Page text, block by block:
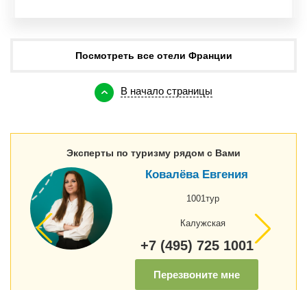
Посмотреть все отели Франции
В начало страницы
Эксперты по туризму рядом с Вами
Ковалёва Евгения
1001тур
Калужская
+7 (495) 725 1001
Перезвоните мне